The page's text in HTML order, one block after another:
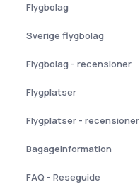
Flygbolag
Sverige flygbolag
Flygbolag - recensioner
Flygplatser
Flygplatser - recensioner
Bagageinformation
FAQ - Reseguide